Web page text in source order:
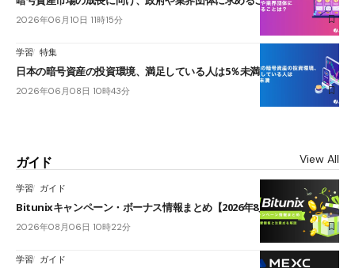
2026年06月10日 11時15分
学習 特集
日本の暗号資産の投資環境、満足している人は5％未満
2026年06月08日 10時43分
ガイド View All
学習 ガイド
Bitunixキャンペーン・ボーナス情報まとめ【2026年8月最新】
2026年08月06日 10時22分
学習 ガイド